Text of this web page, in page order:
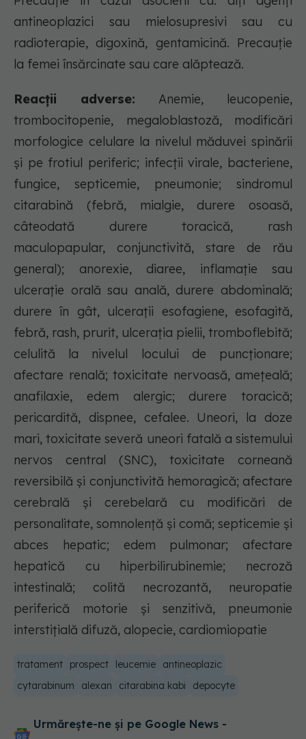
antineoplazici sau mielosupresivi sau cu
radioterapie, digoxină, gentamicină. Precauţie
la femei însărcinate sau care alăptează.
Reacții adverse:Anemie, leucopenie,
trombocitopenie, megaloblastoză, modificări
morfologice celulare la nivelul măduvei spinării
şi pe frotiul periferic; infecţii virale, bacteriene,
fungice, septicemie, pneumonie; sindromul
citarabină (febră, mialgie, durere osoasă,
câteodată durere toracică, rash
maculopapular, conjunctivită, stare de rău
general); anorexie, diaree, inflamaţie sau
ulceraţie orală sau anală, durere abdominală;
durere în gât, ulceraţii esofagiene, esofagită,
febră, rash, prurit, ulceraţia pielii, tromboflebită;
celulită la nivelul locului de puncţionare;
afectare renală; toxicitate nervoasă, ameţeală;
anafilaxie, edem alergic; durere toracică;
pericardită, dispnee, cefalee. Uneori, la doze
mari, toxicitate severă uneori fatală a sistemului
nervos central (SNC), toxicitate corneană
reversibilă şi conjunctivită hemoragică; afectare
cerebrală şi cerebelară cu modificări de
personalitate, somnolenţă şi comă; septicemie şi
abces hepatic; edem pulmonar; afectare
hepatică cu hiperbilirubinemie; necroză
intestinală; colită necrozantă, neuropatie
periferică motorie şi senzitivă, pneumonie
interstiţială difuză, alopecie, cardiomiopatie
tratament prospect leucemie
antineoplazic
cytarabinum
alexan citarabina kabi depocyte
Urmărește-ne și pe Google News -